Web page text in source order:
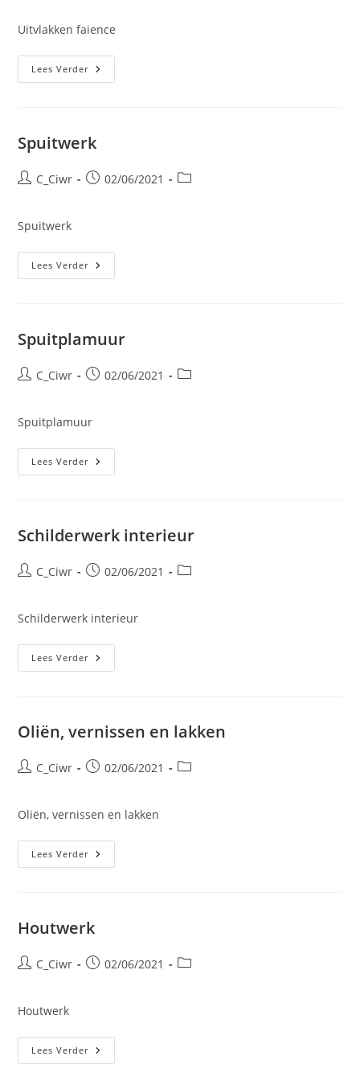
Uitvlakken faience
Lees VerderUitvlakken
Faience
Spuitwerk
BerichtC_Ciwr
Bericht02/06/2021 Berichtcategorie:
Spuitwerk
Lees VerderSpuitwerk
Spuitplamuur
BerichtC_Ciwr
Bericht02/06/2021 Berichtcategorie:
Spuitplamuur
Lees VerderSpuitplamuur
Schilderwerk interieur
BerichtC_Ciwr
Bericht02/06/2021 Berichtcategorie:
Schilderwerk interieur
Lees VerderSchilderwerk
Interieur
Oliën, vernissen en lakken
BerichtC_Ciwr
Bericht02/06/2021 Berichtcategorie:
Oliën, vernissen en lakken
Lees VerderOliën,
Vernissen
Houtwerk
BerichtC_Ciwr
Bericht02/06/2021 Berichtcategorie:
Houtwerk
Lees VerderHoutwerk